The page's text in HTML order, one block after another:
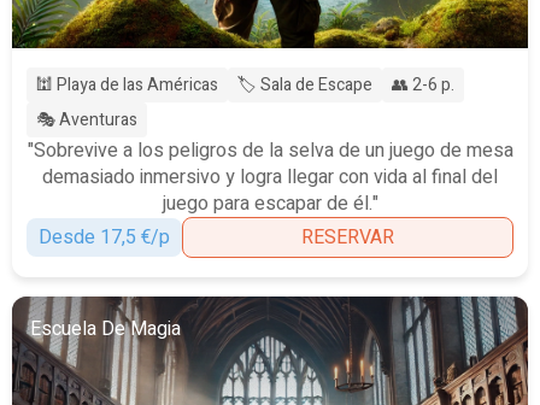
🕍 Playa de las Américas 🏷️ Sala de Escape
👥 2-6 p.
🎭 Aventuras
"Sobrevive a los peligros de la selva de un juego de mesa
demasiado inmersivo y logra llegar con vida al final del
juego para escapar de él."
Desde 17,5 €/p
RESERVAR
Escuela De Magia